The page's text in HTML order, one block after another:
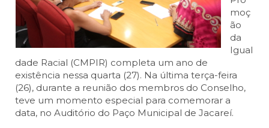
moç
ão
da
Igual
dade Racial (CMPIR) completa um ano de
existência nessa quarta (27). Na última terça-feira
(26), durante a reunião dos membros do Conselho,
teve um momento especial para comemorar a
data, no Auditório do Paço Municipal de Jacareí.